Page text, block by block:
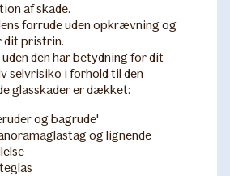
af skade.
forrude uden opkrævning og
dit pristrin.
den har betydning for dit
selvrisiko i forhold til den
glasskader er dækket:
og bagrude'
og lignende